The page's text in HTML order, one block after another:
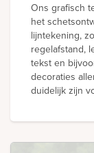
Ons grafisch
het
lijntekening,
regelafstand,
tekst en
decoraties
duidelijk zijn